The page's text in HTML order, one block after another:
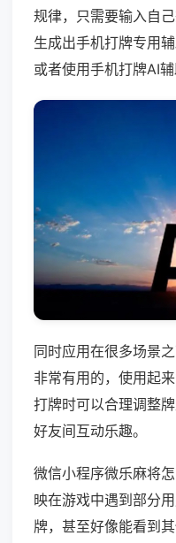
规律，只需要输入自
生成出手机打牌专用
或者使用手机打牌AI辅
同时应用在很多场景
非常有用的，使用起
打牌时可以合理调整
好友间互动乐趣。
微信小程序微乐麻将
映在游戏中遇到部分
牌，甚至好像能看到